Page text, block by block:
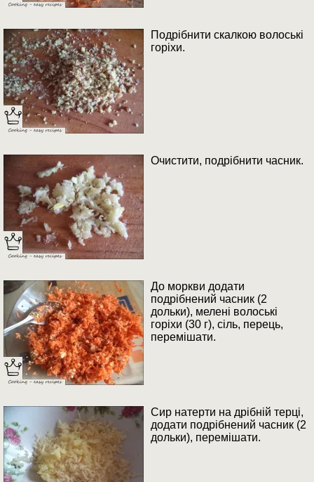
Подрібнити скалкою волоські
горіхи.
Очистити, подрібнити часник.
До моркви додати
подрібнений часник (2
дольки), мелені волоські
горіхи (30 г), сіль, перець,
перемішати.
Сир натерти на дрібній терці,
додати подрібнений часник (2
дольки), перемішати.